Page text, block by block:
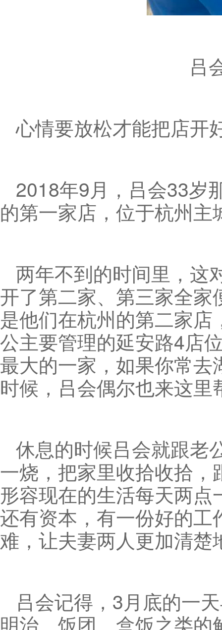
吕
心情要放松才能把店开
2018年9月，吕会33岁
的第一家店，位于杭州
两年不到的时间里，这
开了第二家、第三家全
是他们在杭州的第二家
公主要管理的延安路4店
最大的一家，如果你常
时候，吕会偶尔也来这里
休息的时候吕会就跟老
一烧，把家里收拾收拾，
形容现在的生活每天两点
还有资本，有一份好的工
难，让夫妻两人更加清楚
吕会记得，3月底的一
明治、饭团、盒饭之类